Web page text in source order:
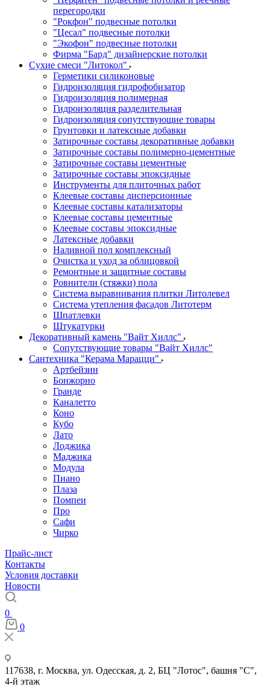
перегородки
"Рокфон" подвесные потолки
"Цесал" подвесные потолки
"Экофон" подвесные потолки
Фирма "Бард" дизайнерские потолки
Сухие смеси "Литокол"
Герметики силиконовые
Гидроизоляция гидрофобизатор
Гидроизоляция полимерная
Гидроизоляция разделительная
Гидроизоляция сопутствующие товары
Грунтовки и латексные добавки
Затирочные составы декоративные добавки
Затирочные составы полимерно-цементные
Затирочные составы цементные
Затирочные составы эпоксидные
Инструменты для плиточных работ
Клеевые составы дисперсионные
Клеевые составы катализаторы
Клеевые составы цементные
Клеевые составы эпоксидные
Латексные добавки
Наливной пол комплексный
Очистка и уход за облицовкой
Ремонтные и защитные составы
Ровнители (стяжки) пола
Система выравнивания плитки Литолевел
Система утепления фасадов Литотерм
Шпатлевки
Штукатурки
Декоративный камень "Вайт Хиллс"
Сопутствующие товары "Вайт Хиллс"
Сантехника "Керама Марацци"
Артбейзин
Бонжорно
Гранде
Каналетто
Коно
Кубо
Лато
Лоджика
Маджика
Модула
Пиано
Плаза
Помпеи
Про
Сафи
Чирко
Прайс-лист
Контакты
Условия доставки
Новости
0
0
117638, г. Москва, ул. Одесская, д. 2, БЦ "Лотос", башня "С",
4-й этаж